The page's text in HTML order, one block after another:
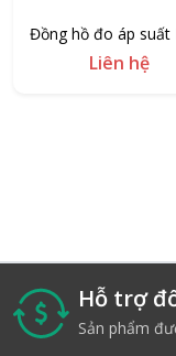
Đồng hồ đo áp suất
160/2000
Liên hệ
Hỗ trợ
Sản phẩm